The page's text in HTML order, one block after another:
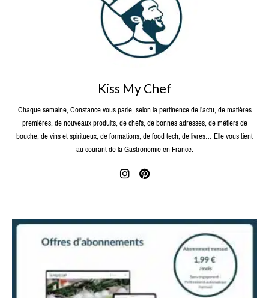
Kiss My Chef
Chaque semaine, Constance vous parle, selon la pertinence de l’actu, de matières
premières, de nouveaux produits, de chefs, de bonnes adresses, de métiers de
bouche, de vins et spiritueux, de formations, de food tech, de livres… Elle vous tient
au courant de la Gastronomie en France.